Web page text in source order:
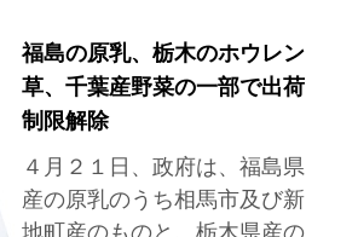
福島の原乳、栃木のホウレン
草、千葉産野菜の一部で出荷
制限解除
４月２１日、政府は、福島県
産の原乳のうち相馬市及び新
地町産のものと、栃木県産の